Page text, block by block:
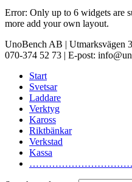
Error: Only up to 6 widgets are
more add your own layout.
UnoBench AB | Utmarksvägen
070-374 52 73 | E-post:
Start
Svetsar
Laddare
Verktyg
Kaross
Riktbänkar
Verkstad
Kassa